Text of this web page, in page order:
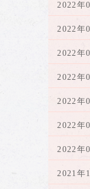
2022年
2022年
2022年
2022年
2022年
2022年
2022年
2021年